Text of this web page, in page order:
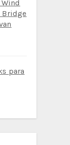
Bridge
para